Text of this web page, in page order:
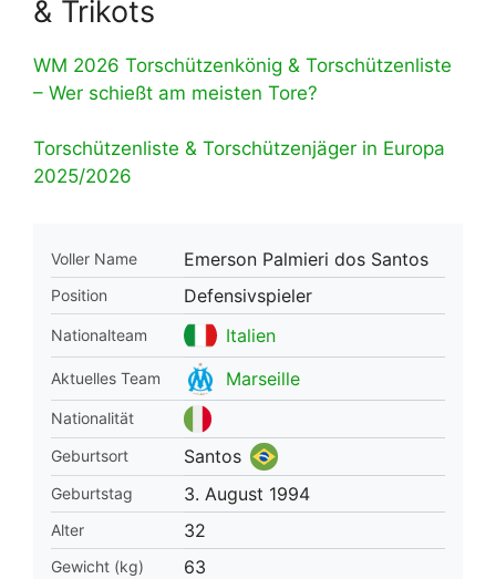
& Trikots
WM 2026 Torschützenkönig & Torschützenliste
– Wer schießt am meisten Tore?
Torschützenliste & Torschützenjäger in Europa
2025/2026
Voller Name Emerson Palmieri dos Santos
Position Defensivspieler
Nationalteam Italien
Aktuelles Team Marseille
Nationalität
Geburtsort
Santos
Geburtstag 3. August 1994
Alter 32
Gewicht (kg) 63